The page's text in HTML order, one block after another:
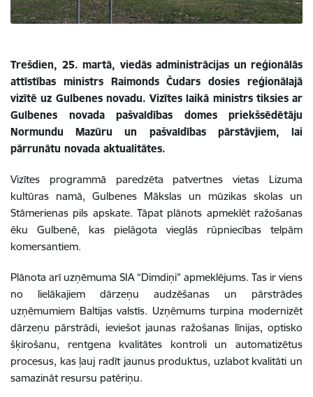
Trešdien, 25. martā, viedās administrācijas un reģionālās
attīstības ministrs Raimonds Čudars dosies reģionālajā
vizītē uz Gulbenes novadu. Vizītes laikā ministrs tiksies ar
Gulbenes novada pašvaldības domes priekšsēdētāju
Normundu Mazūru un pašvaldības pārstāvjiem, lai
pārrunātu novada aktualitātes.
Vizītes programmā paredzēta patvertnes vietas Lizuma
kultūras namā, Gulbenes Mākslas un mūzikas skolas un
Stāmerienas pils apskate. Tāpat plānots apmeklēt ražošanas
ēku Gulbenē, kas pielāgota vieglās rūpniecības telpām
komersantiem.
Plānota arī uzņēmuma SIA “Dimdiņi” apmeklējums. Tas ir viens
no lielākajiem dārzeņu audzēšanas un pārstrādes
uzņēmumiem Baltijas valstīs. Uzņēmums turpina modernizēt
dārzeņu pārstrādi, ieviešot jaunas ražošanas līnijas, optisko
šķirošanu, rentgena kvalitātes kontroli un automatizētus
procesus, kas ļauj radīt jaunus produktus, uzlabot kvalitāti un
samazināt resursu patēriņu.